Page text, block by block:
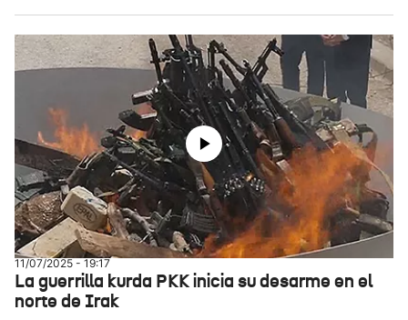
11/07/2025 - 19:17
La guerrilla kurda PKK inicia su desarme en el
norte de Irak